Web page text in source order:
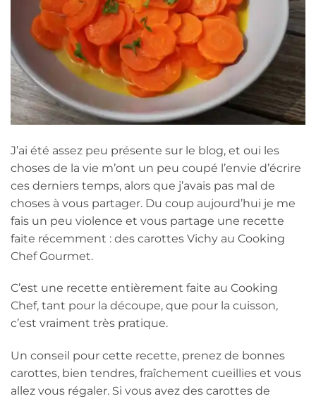
J’ai été assez peu présente sur le blog, et oui les
choses de la vie m’ont un peu coupé l’envie d’écrire
ces derniers temps, alors que j’avais pas mal de
choses à vous partager. Du coup aujourd’hui je me
fais un peu violence et vous partage une recette
faite récemment : des carottes Vichy au Cooking
Chef Gourmet.
C’est une recette entièrement faite au Cooking
Chef, tant pour la découpe, que pour la cuisson,
c’est vraiment très pratique.
Un conseil pour cette recette, prenez de bonnes
carottes, bien tendres, fraîchement cueillies et vous
allez vous régaler. Si vous avez des carottes de